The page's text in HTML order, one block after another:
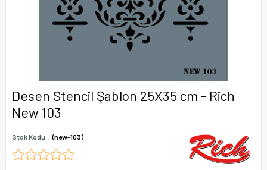
Desen Stencil Şablon 25X35 cm - Rich
New 103
Stok Kodu (new-103)